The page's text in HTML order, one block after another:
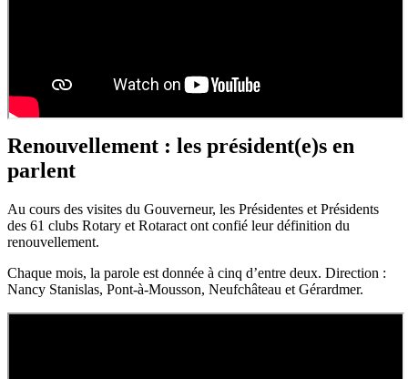
Renouvellement : les président(e)s en
parlent
Au cours des visites du Gouverneur, les Présidentes et Présidents
des 61 clubs Rotary et Rotaract ont confié leur définition du
renouvellement.
Chaque mois, la parole est donnée à cinq d’entre deux. Direction :
Nancy Stanislas, Pont-à-Mousson, Neufchâteau et Gérardmer.